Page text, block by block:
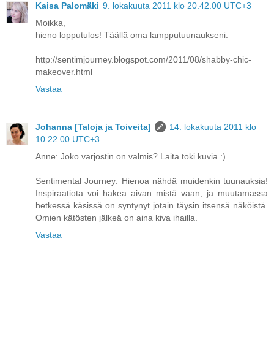
Kaisa Palomäki 9. lokakuuta 2011 klo 20.42.00 UTC+3
Moikka,
hieno lopputulos! Täällä oma lampputuunaukseni:
http://sentimjourney.blogspot.com/2011/08/shabby-chic-
makeover.html
Vastaa
Johanna [Taloja ja Toiveita]
14. lokakuuta 2011 klo
10.22.00 UTC+3
Anne: Joko varjostin on valmis? Laita toki kuvia :)
Sentimental Journey: Hienoa nähdä muidenkin tuunauksia!
Inspiraatiota voi hakea aivan mistä vaan, ja muutamassa
hetkessä käsissä on syntynyt jotain täysin itsensä näköistä.
Omien kätösten jälkeä on aina kiva ihailla.
Vastaa